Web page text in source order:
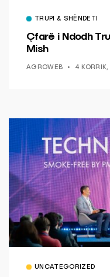
TRUPI & SHËNDETI
Çfarë i Ndodh
Mish
AGROWEB 4
UNCATEGORIZED